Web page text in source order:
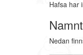
Hafsa har
Nedan